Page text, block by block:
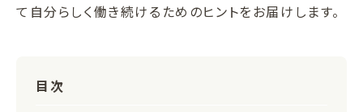
て自分らしく働き続けるためのヒントをお届けします。
目次